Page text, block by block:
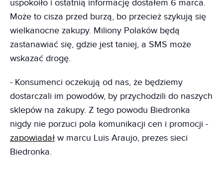
uspokoiło i ostatnią informację dostałem 6 marca.
Może to cisza przed burzą, bo przecież szykują się
wielkanocne zakupy. Miliony Polaków będą
zastanawiać się, gdzie jest taniej, a SMS może
wskazać drogę.
- Konsumenci oczekują od nas, że będziemy
dostarczali im powodów, by przychodzili do naszych
sklepów na zakupy. Z tego powodu Biedronka
nigdy nie porzuci pola komunikacji cen i promocji -
zapowiadał w marcu Luis Araujo, prezes sieci
Biedronka.